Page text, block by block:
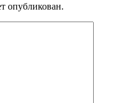
опубликован.